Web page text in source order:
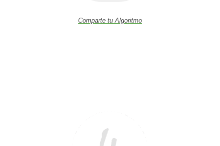
Comparte tu Algoritmo